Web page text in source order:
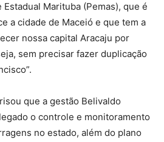
Marituba (Pemas), que é
a cidade de Maceió e que tem a
nossa capital Aracaju por
sem precisar fazer duplicação
que a gestão Belivaldo
o controle e monitoramento
no estado, além do plano